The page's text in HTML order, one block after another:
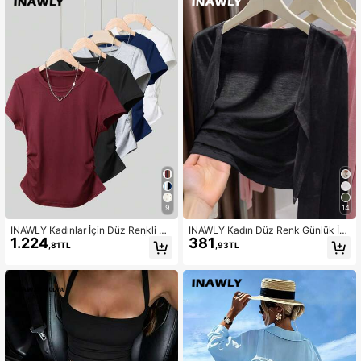
9
INAWLY Kadınlar İçin Düz Renkli Yu
varlak Yaka Kısa Kollu Tişört Üstü,
Yaz İçin Moda
1.224 ,81TL
14
INAWLY Kadın Düz Renk Günlük İn
ce Hırka, İlkbahar/Yaz
381 ,93TL